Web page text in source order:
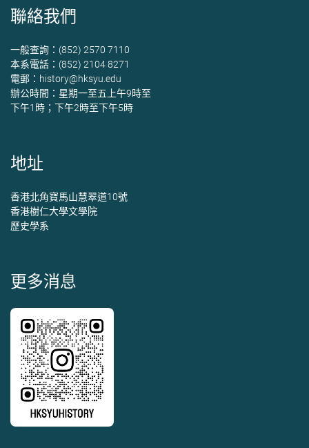
聯絡我們
一般查詢：(852) 2570 7110
本系電話：(852) 2104 8271
電郵： history@hksyu.edu
辦公時間：星期一至五上午9時至
下午1時；下午2時至下午5時
地址
香港北角寶馬山慧翠道10號
香港樹仁大學文學院
歷史學系
更多消息